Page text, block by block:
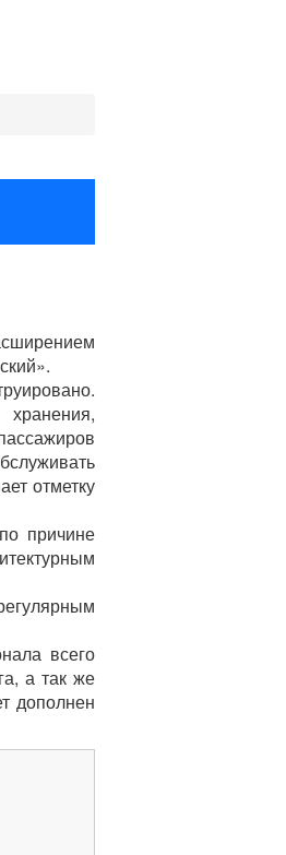
отметку
причине
всего
а так же
дополнен